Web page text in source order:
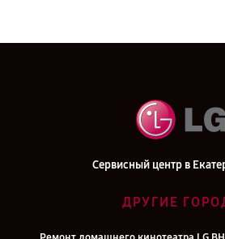
Сервисный центр в
ДРУГИЕ